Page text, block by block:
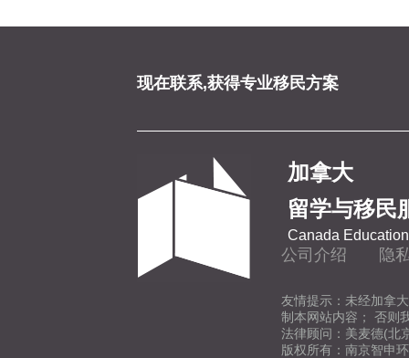
现在联系,获得专业移民方案
加拿大
留学与移民
Canada
公司介绍 隐
友情提示：未经加拿
制本网站内容； 否则
法律顾问：美麦德(北
版权所有：南京智申